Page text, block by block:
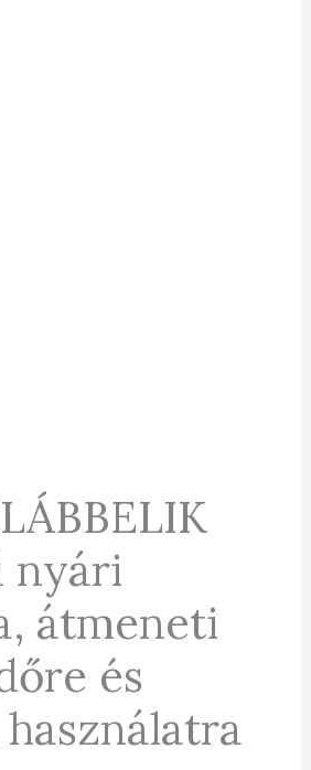
nyári
átmeneti
és